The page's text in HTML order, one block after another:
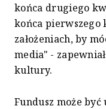
końca drugiego
końca pierwszego
założeniach, by
media" -
kultury.
Fundusz może